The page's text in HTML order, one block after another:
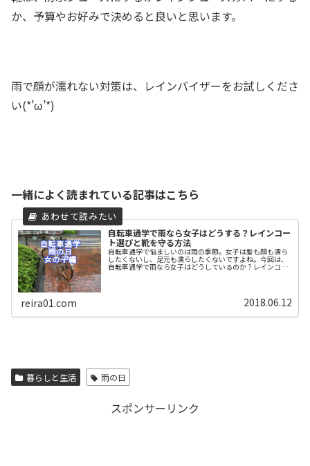
か、予算やお好みで決めると良いと思います。
雨で顔が濡れない対策は、レインバイザーをお試しくださ
い(*’ω’*)
一緒によく読まれている記事はこちら
自転車通学で雨なら女子はどうする？レインコー
ト選びと靴を守る方法
自転車通学で悩ましいのは雨の季節。女子は髪も顔も濡ら
したくないし、足元も濡らしたくないですよね。今回は、
自転車通学で雨なら女子はどうしているのか？レインコー
reira01.com 2018.06.12
暮らしと生活 雨の日
スポンサーリンク